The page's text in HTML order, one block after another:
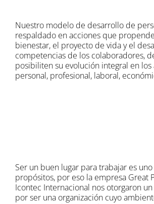
Nuestro modelo de desarrollo de
respaldado en acciones que
bienestar, el proyecto de vida y el
competencias de los colaboradores,
posibiliten su evolución integral en
personal, profesional, laboral,
Ser un buen lugar para trabajar es
propósitos, por eso la empresa Great
Icontec Internacional nos otorgaron
por ser una organización cuyo